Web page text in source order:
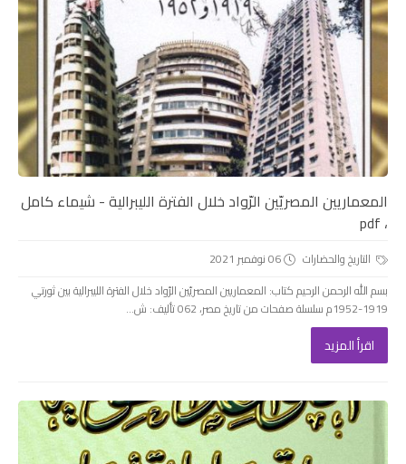
المعماريين المصريّين الرّواد خلال الفترة الليبرالية - شيماء كامل
، pdf
التاريخ والحضارات
06 نوفمبر 2021
بسم الله الرحمن الرحيم كتاب: المعماريين المصريّين الرّواد خلال الفترة الليبرالية بين ثورتي
1919-1952م سلسلة صفحات من تاريخ مصر، 062 تأليف: ش...
اقرأ المزيد